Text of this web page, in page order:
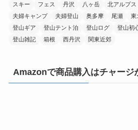
スキー
フェス 丹沢 八ヶ岳 北アルプス
夫婦キャンプ
夫婦登山 奥多摩 尾瀬 東
登山ギア
登山テント泊 登山ログ 登山初
登山雑記
箱根 西丹沢 関東近郊
Amazonで商品購入はチャージ